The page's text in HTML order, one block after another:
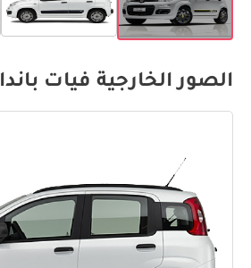
الصور الخارجية فيات باندا